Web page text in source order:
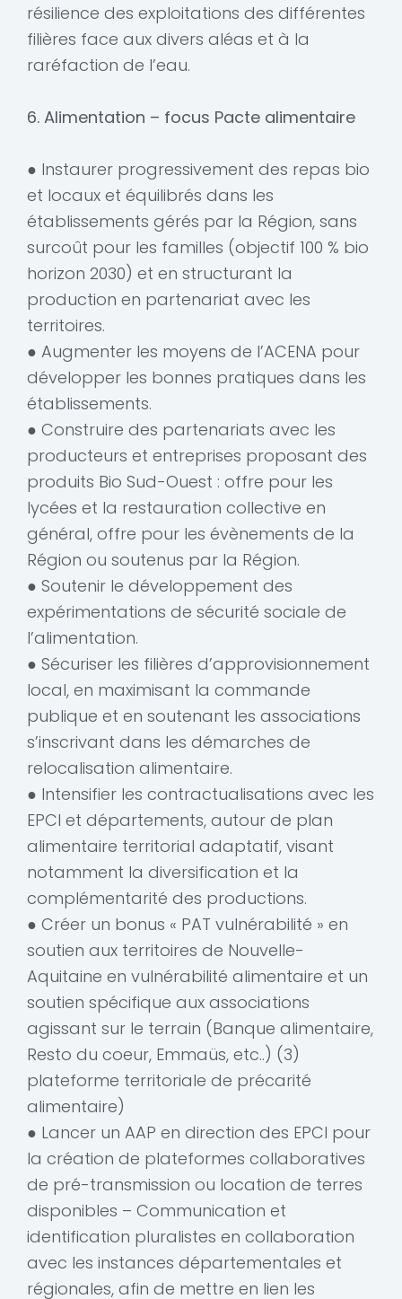
résilience des exploitations des différentes
filières face aux divers aléas et à la
raréfaction de l’eau.
6. Alimentation – focus Pacte alimentaire
● Instaurer progressivement des repas bio
et locaux et équilibrés dans les
établissements gérés par la Région, sans
surcoût pour les familles (objectif 100 % bio
horizon 2030) et en structurant la
production en partenariat avec les
territoires.
● Augmenter les moyens de l’ACENA pour
développer les bonnes pratiques dans les
établissements.
● Construire des partenariats avec les
producteurs et entreprises proposant des
produits Bio Sud-Ouest : offre pour les
lycées et la restauration collective en
général, offre pour les évènements de la
Région ou soutenus par la Région.
● Soutenir le développement des
expérimentations de sécurité sociale de
l’alimentation.
● Sécuriser les filières d’approvisionnement
local, en maximisant la commande
publique et en soutenant les associations
s’inscrivant dans les démarches de
relocalisation alimentaire.
● Intensifier les contractualisations avec les
EPCI et départements, autour de plan
alimentaire territorial adaptatif, visant
notamment la diversification et la
complémentarité des productions.
● Créer un bonus « PAT vulnérabilité » en
soutien aux territoires de Nouvelle-
Aquitaine en vulnérabilité alimentaire et un
soutien spécifique aux associations
agissant sur le terrain (Banque alimentaire,
Resto du coeur, Emmaüs, etc..) (3)
plateforme territoriale de précarité
alimentaire)
● Lancer un AAP en direction des EPCI pour
la création de plateformes collaboratives
de pré-transmission ou location de terres
disponibles – Communication et
identification pluralistes en collaboration
avec les instances départementales et
régionales, afin de mettre en lien les